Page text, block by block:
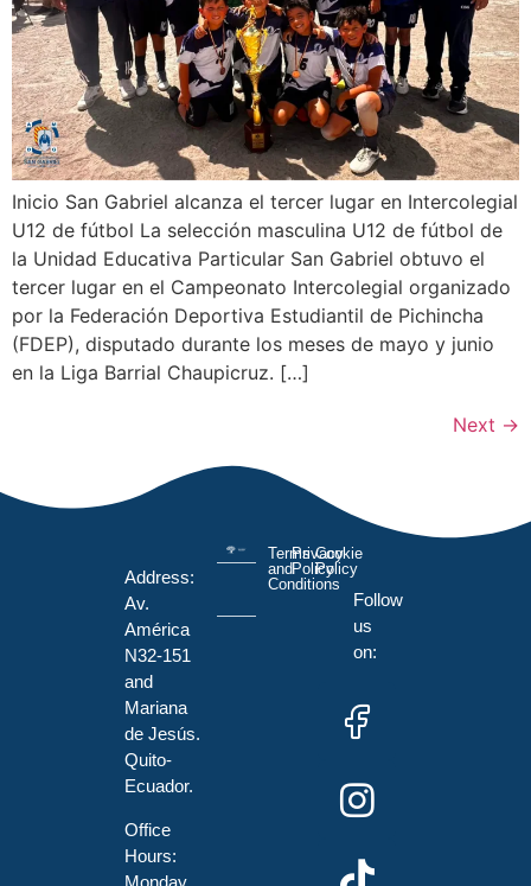
Inicio San Gabriel alcanza el tercer lugar en Intercolegial
U12 de fútbol La selección masculina U12 de fútbol de
la Unidad Educativa Particular San Gabriel obtuvo el
tercer lugar en el Campeonato Intercolegial organizado
por la Federación Deportiva Estudiantil de Pichincha
(FDEP), disputado durante los meses de mayo y junio
en la Liga Barrial Chaupicruz. […]
Next →
Address:
Av.
América
N32-151
and
Mariana
de Jesús.
Quito-
Ecuador.
Office
Hours:
Monday
Terms
and
Conditions
Privacy
Policy
Cookie
Policy
Follow
us
on: